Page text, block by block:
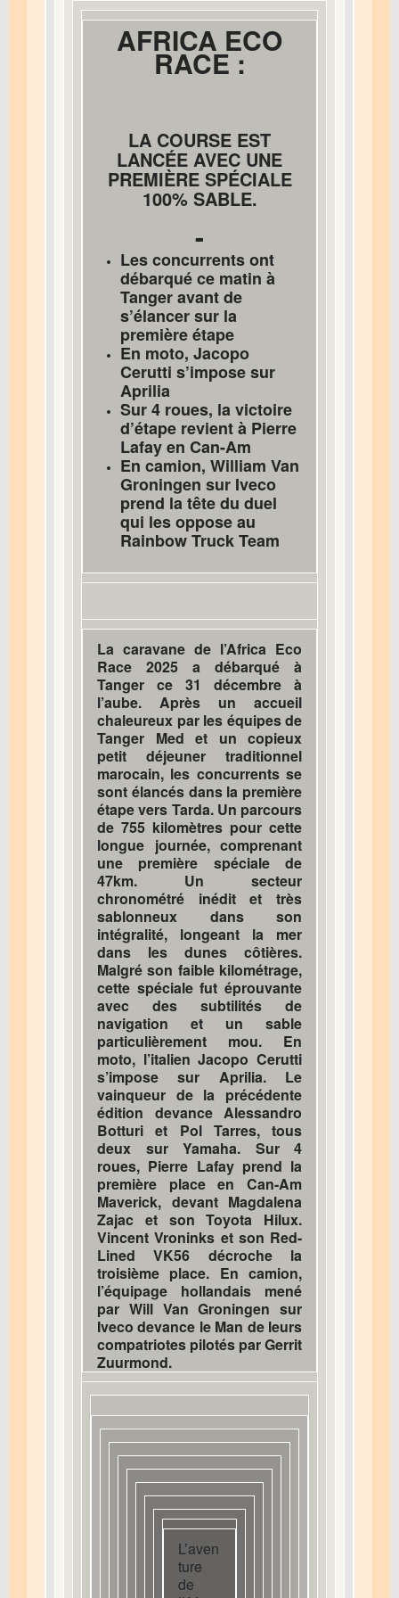
AFRICA ECO
RACE :
LA COURSE EST
LANCÉE AVEC UNE
PREMIÈRE SPÉCIALE
100% SABLE.
-
Les concurrents ont
débarqué ce matin à
Tanger avant de
s’élancer sur la
première étape
En moto, Jacopo
Cerutti s’impose sur
Aprilia
Sur 4 roues, la victoire
d’étape revient à Pierre
Lafay en Can-Am
En camion, William Van
Groningen sur Iveco
prend la tête du duel
qui les oppose au
Rainbow Truck Team
La caravane de l’Africa Eco
Race 2025 a débarqué à
Tanger ce 31 décembre à
l’aube. Après un accueil
chaleureux par les équipes de
Tanger Med et un copieux
petit déjeuner traditionnel
marocain, les concurrents se
sont élancés dans la première
étape vers Tarda. Un parcours
de 755 kilomètres pour cette
longue journée, comprenant
une première spéciale de
47km. Un secteur
chronométré inédit et très
sablonneux dans son
intégralité, longeant la mer
dans les dunes côtières.
Malgré son faible kilométrage,
cette spéciale fut éprouvante
avec des subtilités de
navigation et un sable
particulièrement mou. En
moto, l’italien Jacopo Cerutti
s’impose sur Aprilia. Le
vainqueur de la précédente
édition devance Alessandro
Botturi et Pol Tarres, tous
deux sur Yamaha. Sur 4
roues, Pierre Lafay prend la
première place en Can-Am
Maverick, devant Magdalena
Zajac et son Toyota Hilux.
Vincent Vroninks et son Red-
Lined VK56 décroche la
troisième place. En camion,
l’équipage hollandais mené
par Will Van Groningen sur
Iveco devance le Man de leurs
compatriotes pilotés par Gerrit
Zuurmond.
L’aven
ture
de